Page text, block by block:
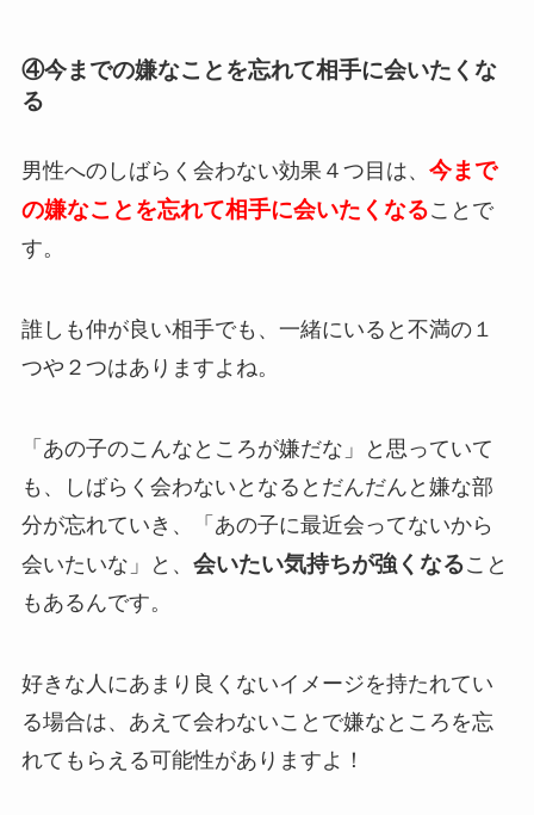
④今までの嫌なことを忘れて相手に会いたくな
る
男性へのしばらく会わない効果４つ目は、 今まで
の嫌なことを忘れて相手に会いたくなることで
す。
誰しも仲が良い相手でも、一緒にいると不満の１
つや２つはありますよね。
「あの子のこんなところが嫌だな」と思っていて
も、しばらく会わないとなるとだんだんと嫌な部
分が忘れていき、「あの子に最近会ってないから
会いたいな」と、 会いたい気持ちが強くなること
もあるんです。
好きな人にあまり良くないイメージを持たれてい
る場合は、あえて会わないことで嫌なところを忘
れてもらえる可能性がありますよ！